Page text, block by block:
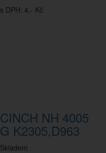
s DPH: 4,- Kč
CINCH NH 4005
G K2305,D963
Skladem